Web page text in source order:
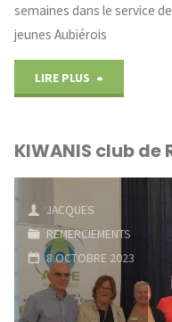
semaines dans le service
jeunes Aubiérois
LIRE PLUS
Aubiérois
des
enfants
malades"
KIWANIS club de
JACQUES
REMERCIEMENTS
8 OCTOBRE 2023